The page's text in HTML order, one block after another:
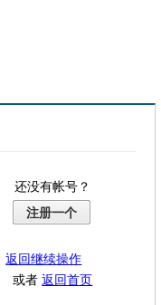
还没有帐号？
注册一个
返回继续操作
或者返回首页